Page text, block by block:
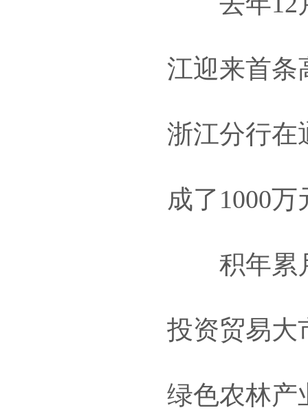
江迎来首条
浙江分行在
成了1000
积年累月
投资贸易大
绿色农林产